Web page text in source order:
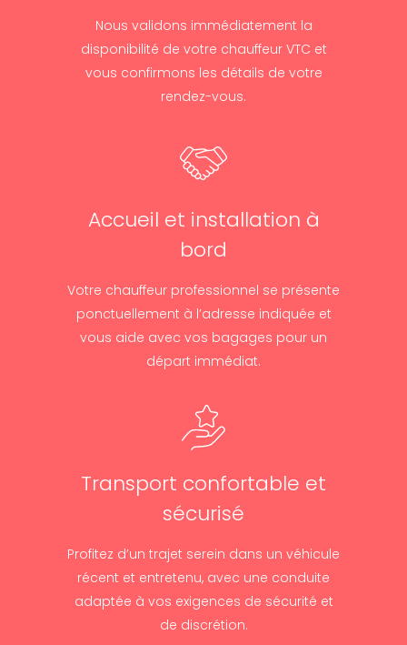
Nous validons immédiatement la
disponibilité de votre chauffeur VTC et
vous confirmons les détails de votre
rendez-vous.
Accueil et installation à
bord
Votre chauffeur professionnel se présente
ponctuellement à l’adresse indiquée et
vous aide avec vos bagages pour un
départ immédiat.
Transport confortable et
sécurisé
Profitez d’un trajet serein dans un véhicule
récent et entretenu, avec une conduite
adaptée à vos exigences de sécurité et
de discrétion.